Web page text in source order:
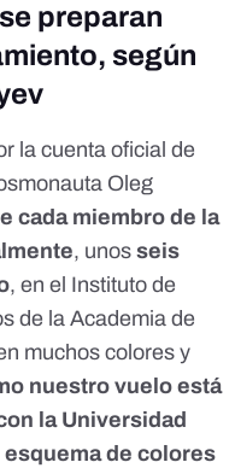
preparan
según
la cuenta oficial de
Oleg
cada miembro de la
, unos seis
, en el Instituto de
de la Academia de
muchos colores y
nuestro vuelo está
la Universidad
de colores